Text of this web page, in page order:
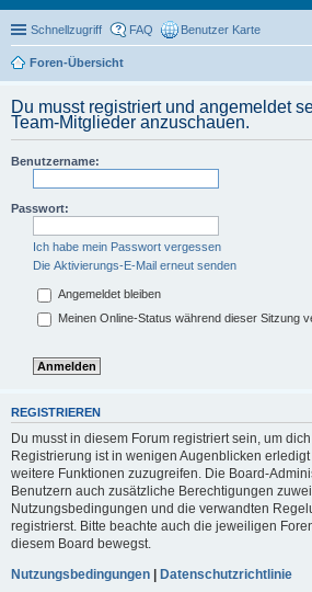
Schnellzugriff FAQ Benutzer Karte
Foren-Übersicht
Du musst registriert und angemeldet
Team-Mitglieder anzuschauen.
Benutzername:
Passwort:
Ich habe mein Passwort vergessen
Die Aktivierungs-E-Mail erneut senden
Angemeldet bleiben
Meinen Online-Status während dieser Sitzung
REGISTRIEREN
Du musst in diesem Forum registriert sein, um
Registrierung ist in wenigen Augenblicken
weitere Funktionen zuzugreifen. Die Board-
Benutzern auch zusätzliche Berechtigungen
Nutzungsbedingungen und die verwandten
registrierst. Bitte beachte auch die jeweiligen
diesem Board bewegst.
Nutzungsbedingungen | Datenschutzrichtlinie